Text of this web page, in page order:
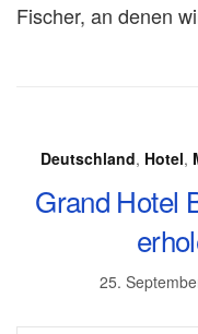
Fischer, an denen
Deutschland, Hotel,
Grand Hotel
25.